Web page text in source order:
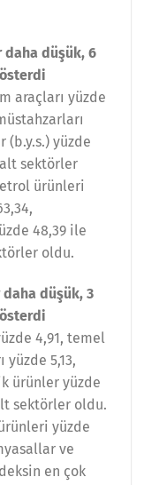
daha düşük, 6
araçları yüzde
(b.y.s.) yüzde
sektörler
ürünleri
48,39 ile
oldu.
daha düşük, 3
4,91, temel
yüzde 5,13,
ürünler yüzde
sektörler oldu.
yüzde
ve
en çok